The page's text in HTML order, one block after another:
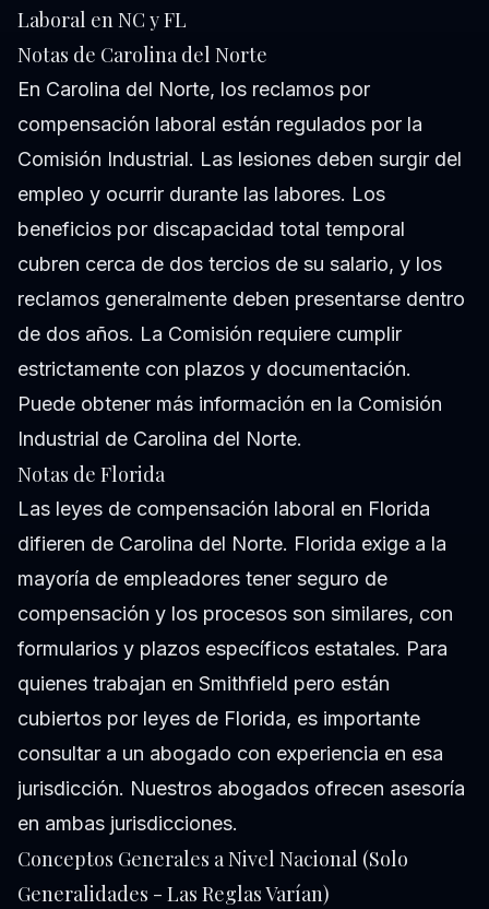
Laboral en NC y FL
Notas de Carolina del Norte
En Carolina del Norte, los reclamos por
compensación laboral están regulados por la
Comisión Industrial. Las lesiones deben surgir del
empleo y ocurrir durante las labores. Los
beneficios por discapacidad total temporal
cubren cerca de dos tercios de su salario, y los
reclamos generalmente deben presentarse dentro
de dos años. La Comisión requiere cumplir
estrictamente con plazos y documentación.
Puede obtener más información en la Comisión
Industrial de Carolina del Norte.
Notas de Florida
Las leyes de compensación laboral en Florida
difieren de Carolina del Norte. Florida exige a la
mayoría de empleadores tener seguro de
compensación y los procesos son similares, con
formularios y plazos específicos estatales. Para
quienes trabajan en Smithfield pero están
cubiertos por leyes de Florida, es importante
consultar a un abogado con experiencia en esa
jurisdicción. Nuestros abogados ofrecen asesoría
en ambas jurisdicciones.
Conceptos Generales a Nivel Nacional (Solo
Generalidades - Las Reglas Varían)